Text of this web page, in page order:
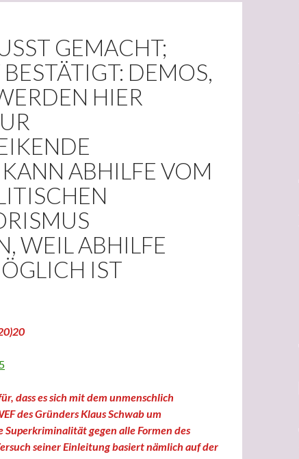
GEMACHT;
DEMOS,
HIER
ABHILFE VOM
WEIL ABHILFE
IST
dass es sich mit dem unmenschlich
des Gründers Klaus Schwab um
gegen alle Formen des
seiner Einleitung basiert nämlich auf der